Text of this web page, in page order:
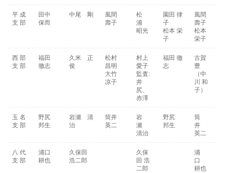
平 成
支 部
田中
保而
中尾 剛
風間
壽子
松
浦
昭光
園田 律
子
松本 栄
子
風間
壽子
松本
栄子
西 部
支 部
福田
徹志
久米 正
俊
松村
昌明
大竹
凉子
村上
愛子
監査:
井
尻、
赤澤
福田 徹
志
古賀
豊
（中
川 和
子）
玉 名
支 部
野尻
邦生
岩瀬 清
治
筒井
英二
岩
瀬
清治
野尻
邦生
筒
井
英二
八 代
支 部
浦口
耕也
久保田
浩二郎
久保
田 浩
二郎
浦
口
耕也